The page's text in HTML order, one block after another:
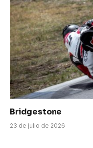
Bridgestone
23 de julio de 2026